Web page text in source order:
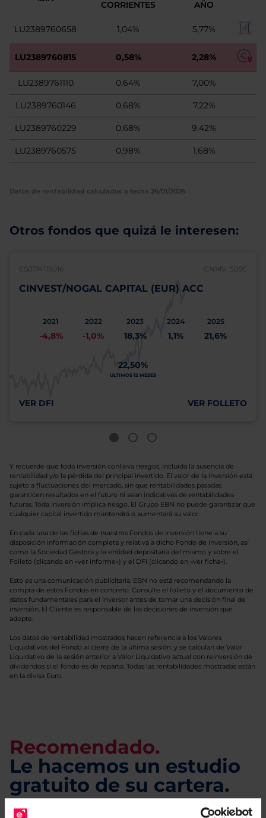
CORRIENTES
AÑO
LU2389760658 1,04% 5,77%
LU2389760815 0,58% 2,28%
LU2389761110 0,64% 7,00%
LU2389760146 0,68% 7,22%
LU2389760229 0,68% 9,42%
LU2389760575 0,98% 1,68%
Datos de rentabilidad calculados a fecha 26/01/2026
Otros fondos que quizá le interesen:
ES0174115016 CNMV: 5095
CINVEST/NOGAL CAPITAL (EUR) ACC
2021
-4,8%
2022
-1,0%
2023
18,3%
2024
1,1%
2025
21,6%
22,50%
ÚLTIMOS 12 MESES
VER DFI VER FOLLETO
Y recuerde que toda inversión conlleva riesgos, incluida la ausencia de
rentabilidad y/o la pérdida del principal invertido. El valor de la inversión está
sujeto a fluctuaciones del mercado, sin que rentabilidades pasadas
garanticen resultados en el futuro ni sean indicativas de rentabilidades
futuras. Toda inversión implica riesgo. El Grupo EBN no puede garantizar que
cualquier capital invertido mantendrá o aumentará su valor.
En cada una de las fichas de nuestros Fondos de Inversión tiene a su
disposición información completa y relativa a dicho Fondo de Inversión, así
como la Sociedad Gestora y la entidad depositaria del mismo y sobre el
Folleto (clicando en «ver informe») y el DFI (clicando en «ver ficha»).
Esto es una comunicación publicitaria. EBN no está recomendando la
compra de estos Fondos en concreto. Consulte el folleto y el documento de
datos fundamentales para el inversor antes de tomar una decisión final de
inversión. El Cliente es responsable de las decisiones de inversión que
adopte.
Los datos de rentabilidad mostrados hacen referencia a los Valores
Liquidativos del Fondo al cierre de la última sesión, y se calculan de Valor
Liquidativo de la sesión anterior a Valor Liquidativo actual con reinversión de
dividendos si el fondo es de reparto. Todas las rentabilidades mostradas están
en la divisa Euro.
Recomendado.
Le hacemos un estudio
gratuito de su cartera.